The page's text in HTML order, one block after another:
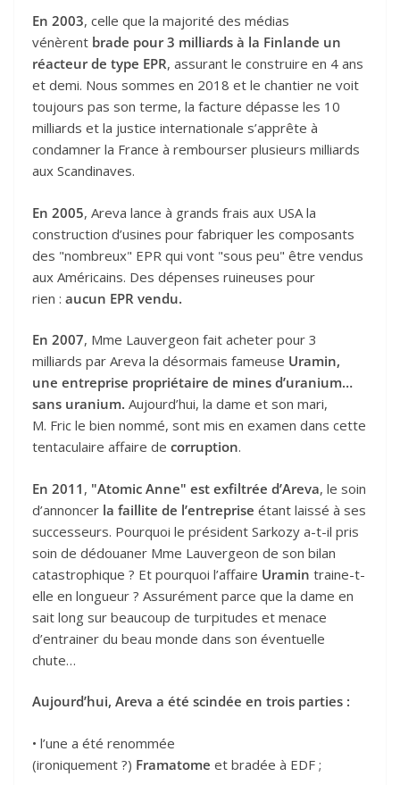
En 2003, celle que la majorité des médias
vénèrent brade pour 3 milliards à la Finlande un
réacteur de type EPR, assurant le construire en 4 ans
et demi. Nous sommes en 2018 et le chantier ne voit
toujours pas son terme, la facture dépasse les 10
milliards et la justice internationale s’apprête à
condamner la France à rembourser plusieurs milliards
aux Scandinaves.
En 2005, Areva lance à grands frais aux USA la
construction d’usines pour fabriquer les composants
des "nombreux" EPR qui vont "sous peu" être vendus
aux Américains. Des dépenses ruineuses pour
rien : aucun EPR vendu.
En 2007, Mme Lauvergeon fait acheter pour 3
milliards par Areva la désormais fameuse Uramin,
une entreprise propriétaire de mines d’uranium…
sans uranium. Aujourd’hui, la dame et son mari,
M. Fric le bien nommé, sont mis en examen dans cette
tentaculaire affaire de corruption.
En 2011 , "Atomic Anne" est exfiltrée d’Areva, le soin
d’annoncer la faillite de l’entreprise étant laissé à ses
successeurs. Pourquoi le président Sarkozy a-t-il pris
soin de dédouaner Mme Lauvergeon de son bilan
catastrophique ? Et pourquoi l’affaire Uramin traine-t-
elle en longueur ? Assurément parce que la dame en
sait long sur beaucoup de turpitudes et menace
d’entrainer du beau monde dans son éventuelle
chute…
Aujourd’hui, Areva a été scindée en trois parties :
• l’une a été renommée
(ironiquement ?) Framatome et bradée à EDF ;